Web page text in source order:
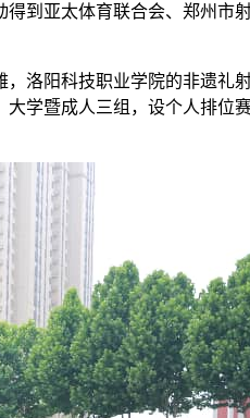
到亚太体育联合会、郑州市
洛阳科技职业学院的非遗礼
学暨成人三组，设个人排位